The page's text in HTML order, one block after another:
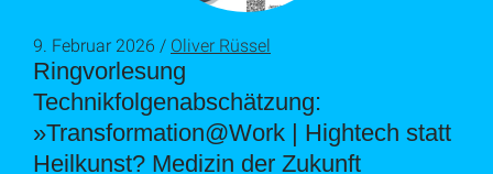
Ringvorlesung
Technikfolgenabschätzung:
»Transformation@Work | Hightech statt
Heilkunst? Medizin der Zukunft
9. Februar 2026 / Oliver Rüssel